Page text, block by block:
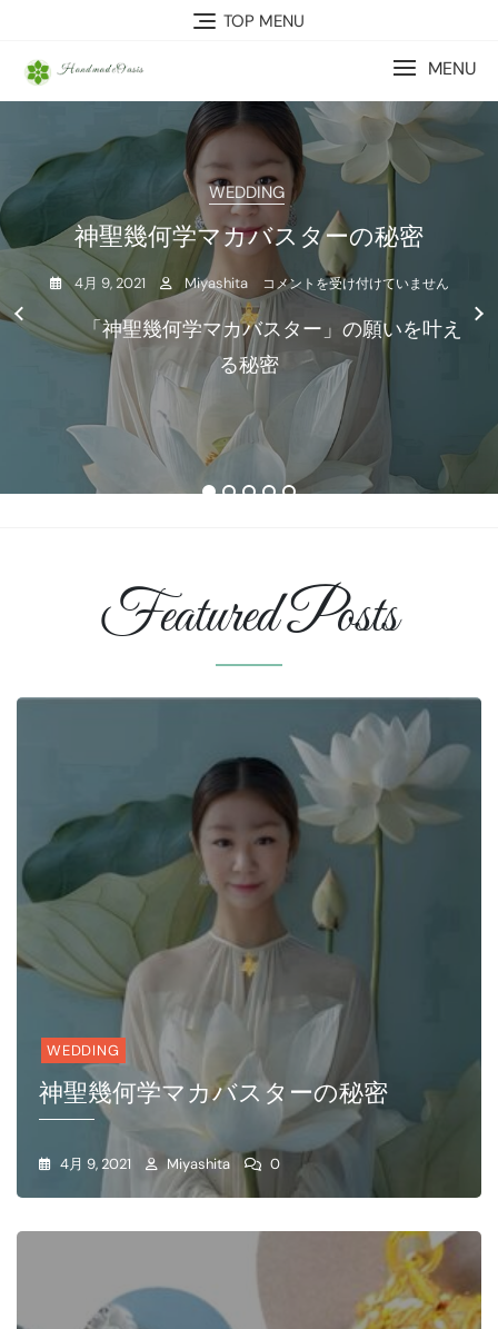
content
TOP MENU
MENU
WEDDING
神聖幾何学マカバスターの秘密
4月 9, 2021 Miyashita
神
聖
幾
何
学
バ
ス
ー
コメントを受け付けていません
「神聖幾何学マカバスター」の願いを叶え
る秘密
WEDDING
さらなる秘密
4月 9, 2021 Miyashita
さ
ら
な
る
秘
コメントを受け付けていません
天然石に入魂することが一般的な中、パワース
トーンが
GIFTS
特別な力を持つ天満琴音
4月 6, 2021 Miyashita
特
別
な
力
を
天
満
音
コメントを受け付けていません
天満琴音は、生まれ落ちる際に神様から霊力を
授かった
CELEBRATION
よりエネルギーを体感するには瞑想が
おすすめです
4月 6, 2021 Miyashita Comment
よ
を
は
が
お
す
め
で
もちろんです！「マカバ瞑想」についてお話し
しましょ
PHOTOGRAPHY
古代エジプトとの縁
4月 6, 2021 Miyashita
古
代
エ
ジ
と
の
は
コメントを受け付けていません
マカバの歴史と真相を動画にしました。
1 2 3 4 5
Featured Posts
WEDDING
神聖幾何学マカバスターの秘密
4月 9, 2021 Miyashita 0